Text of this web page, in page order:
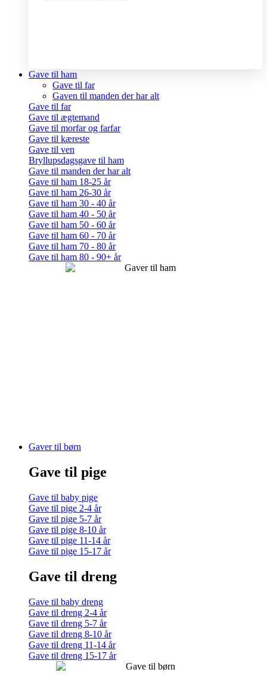
Gave til ham
Gave til far
Gaven til manden der har alt
Gave til far
Gave til ægtemand
Gave til morfar og farfar
Gave til kæreste
Gave til ven
Bryllupsdagsgave til ham
Gave til manden der har alt
Gave til ham 18-25 år
Gave til ham 26-30 år
Gave til ham 30 - 40 år
Gave til ham 40 - 50 år
Gave til ham 50 - 60 år
Gave til ham 60 - 70 år
Gave til ham 70 - 80 år
Gave til ham 80 - 90+ år
Gaver til børn
Gave til pige
Gave til baby pige
Gave til pige 2-4 år
Gave til pige 5-7 år
Gave til pige 8-10 år
Gave til pige 11-14 år
Gave til pige 15-17 år
Gave til dreng
Gave til baby dreng
Gave til dreng 2-4 år
Gave til dreng 5-7 år
Gave til dreng 8-10 år
Gave til dreng 11-14 år
Gave til dreng 15-17 år